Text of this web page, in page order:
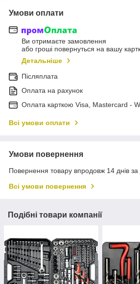
Умови оплати
Ви отримаєте замовлення
або гроші повернуться на вашу
Детальніше
Післяплата
Оплата на рахунок
Оплата карткою Visa, Mastercard -
Всі умови оплати
Умови повернення
Повернення товару впродовж 14 днів
Всі умови повернення
Подібні товари компанії